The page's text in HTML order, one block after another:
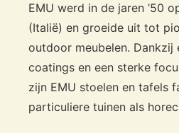
EMU werd in de jaren ’50
(Italië) en groeide uit tot
outdoor meubelen. Dankzij
coatings en een sterke
zijn EMU stoelen en tafels
particuliere tuinen als